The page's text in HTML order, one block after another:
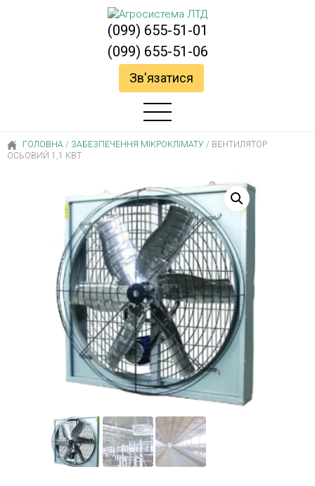
(099) 655-51-01
(099) 655-51-06
Зв'язатися
ГОЛОВНА / ЗАБЕЗПЕЧЕННЯ МІКРОКЛІМАТУ / ВЕНТИЛЯТОР
ОСЬОВИЙ 1,1 КВТ